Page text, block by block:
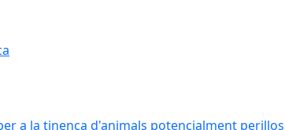
a la tinença d'animals potencialment